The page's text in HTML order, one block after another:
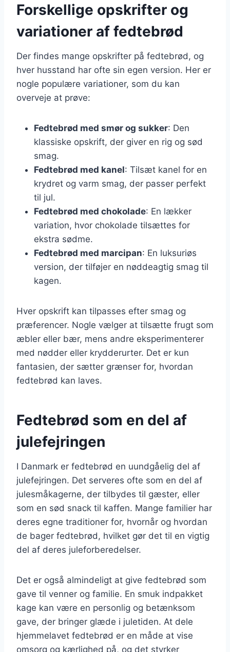
Forskellige opskrifter og
variationer af fedtebrød
Der findes mange opskrifter på fedtebrød, og
hver husstand har ofte sin egen version. Her er
nogle populære variationer, som du kan
overveje at prøve:
Fedtebrød med smør og sukker: Den
klassiske opskrift, der giver en rig og sød
smag.
Fedtebrød med kanel: Tilsæt kanel for en
krydret og varm smag, der passer perfekt
til jul.
Fedtebrød med chokolade: En lækker
variation, hvor chokolade tilsættes for
ekstra sødme.
Fedtebrød med marcipan: En luksuriøs
version, der tilføjer en nøddeagtig smag til
kagen.
Hver opskrift kan tilpasses efter smag og
præferencer. Nogle vælger at tilsætte frugt som
æbler eller bær, mens andre eksperimenterer
med nødder eller krydderurter. Det er kun
fantasien, der sætter grænser for, hvordan
fedtebrød kan laves.
Fedtebrød som en del af
julefejringen
I Danmark er fedtebrød en uundgåelig del af
julefejringen. Det serveres ofte som en del af
julesmåkagerne, der tilbydes til gæster, eller
som en sød snack til kaffen. Mange familier har
deres egne traditioner for, hvornår og hvordan
de bager fedtebrød, hvilket gør det til en vigtig
del af deres juleforberedelser.
Det er også almindeligt at give fedtebrød som
gave til venner og familie. En smuk indpakket
kage kan være en personlig og betænksom
gave, der bringer glæde i juletiden. At dele
hjemmelavet fedtebrød er en måde at vise
omsorg og kærlighed på, og det styrker